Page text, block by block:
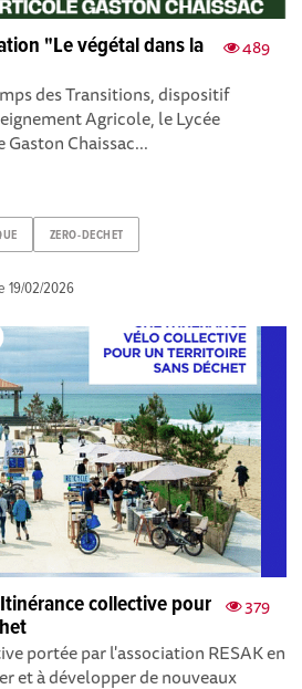
489
"Le végétal dans la
des Transitions, dispositif
Agricole, le Lycée
Chaissac...
ZERO-DECHET
19/02/2026
379
collective pour
portée par l'association RESAK en
et à développer de nouveaux